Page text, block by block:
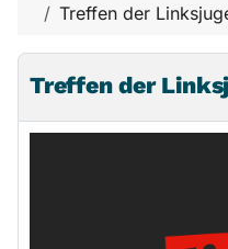
Treffen der
Treffen der